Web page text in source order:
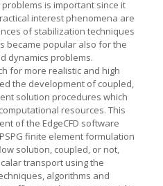
is important since it
interest phenomena are
of stabilization techniques
became popular also for the
dynamics problems.
for more realistic and high
the development of coupled,
solution procedures which
resources. This
of the EdgeCFD software
finite element formulation
solution, coupled, or not,
transport using the
algorithms and